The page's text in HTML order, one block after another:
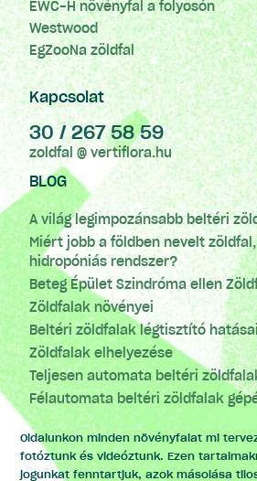
EWC-H növényfal a folyosón
Westwood
EgZooNa zöldfal
Kapcsolat
30 / 267 58 59
zoldfal @ vertiflora.hu
BLOG
A világ legimpozánsabb beltéri
Miért jobb a földben nevelt
hidropóniás rendszer?
Beteg Épület Szindróma ellen
Zöldfalak növényei
Beltéri zöldfalak légtisztító
Zöldfalak elhelyezése
Teljesen automata beltéri
Félautomata beltéri zöldfalak
Oldalunkon minden növényfalat mi
fotóztunk és videóztunk. Ezen
jogunkat fenntartjuk, azok másolása